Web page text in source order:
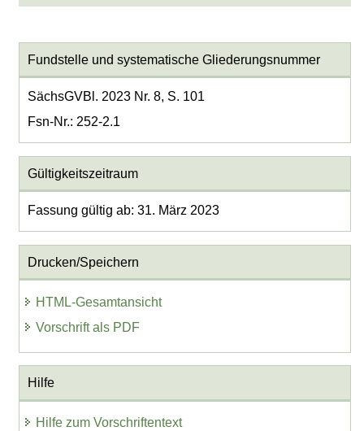
Fundstelle und systematische Gliederungsnummer
SächsGVBl. 2023 Nr. 8, S. 101
Fsn-Nr.: 252-2.1
Gültigkeitszeitraum
Fassung gültig ab: 31. März 2023
Drucken/Speichern
HTML-Gesamtansicht
Vorschrift als PDF
Hilfe
Hilfe zum Vorschriftentext